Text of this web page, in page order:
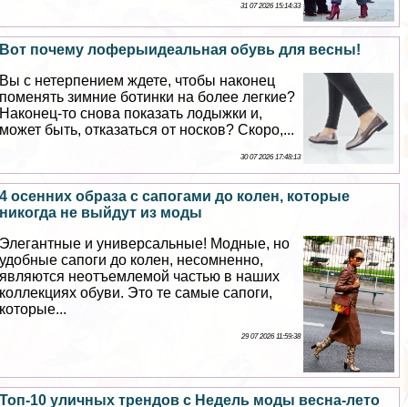
31 07 2026 15:14:33
Вот почему лоферыидеальная обувь для весны!
Вы с нетерпением ждете, чтобы наконец
поменять зимние ботинки на более легкие?
Наконец-то снова показать лодыжки и,
может быть, отказаться от носков? Скоро,...
30 07 2026 17:48:13
4 осенних образа с сапогами до колен, которые
никогда не выйдут из моды
Элегантные и универсальные! Модные, но
удобные сапоги до колен, несомненно,
являются неотъемлемой частью в наших
коллекциях обуви. Это те самые сапоги,
которые...
29 07 2026 11:59:38
Топ-10 уличных трендов с Недель моды весна-лето